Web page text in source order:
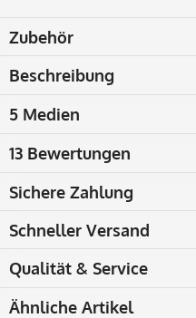
Zubehör
Beschreibung
5 Medien
13 Bewertungen
Sichere Zahlung
Schneller Versand
Qualität & Service
Ähnliche Artikel